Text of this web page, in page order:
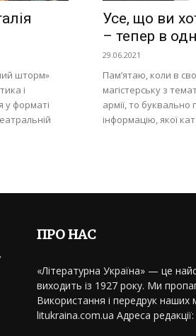
шторм»
і
у форматі
Усе, що ви
– тепер в
29.06.2021
Пам’ятаю, коли в
магістерську з
армії, то буквально
інформацію, якої
ПРО НАС
«Літературна Україна» — це
виходить із 1927 року. Ми
Використання і передрук наших
litukraina.com.ua Адреса